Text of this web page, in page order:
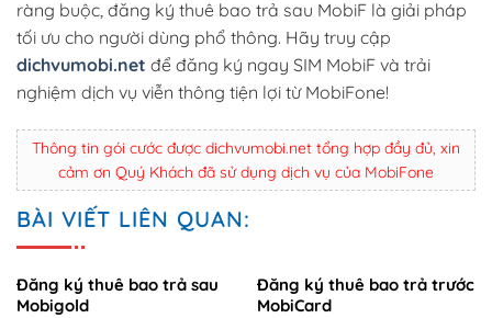
ràng buộc, đăng ký thuê bao trả sau MobiF là giải pháp
tối ưu cho người dùng phổ thông. Hãy truy cập
dichvumobi.net để đăng ký ngay SIM MobiF và trải
nghiệm dịch vụ viễn thông tiện lợi từ MobiFone!
Thông tin gói cước được dichvumobi.net tổng hợp đầy đủ, xin
cảm ơn Quý Khách đã sử dụng dịch vụ của MobiFone
BÀI VIẾT LIÊN QUAN:
Đăng ký thuê bao trả sau
Mobigold
Đăng ký thuê bao trả trước
MobiCard